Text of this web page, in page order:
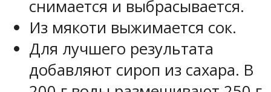
снимается и выбрасывается.
Из мякоти выжимается сок.
Для лучшего результата
добавляют сироп из сахара. В